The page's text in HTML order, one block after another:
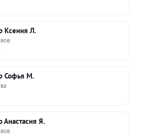
Ксения Л.
Софья М.
Анастасия Я.